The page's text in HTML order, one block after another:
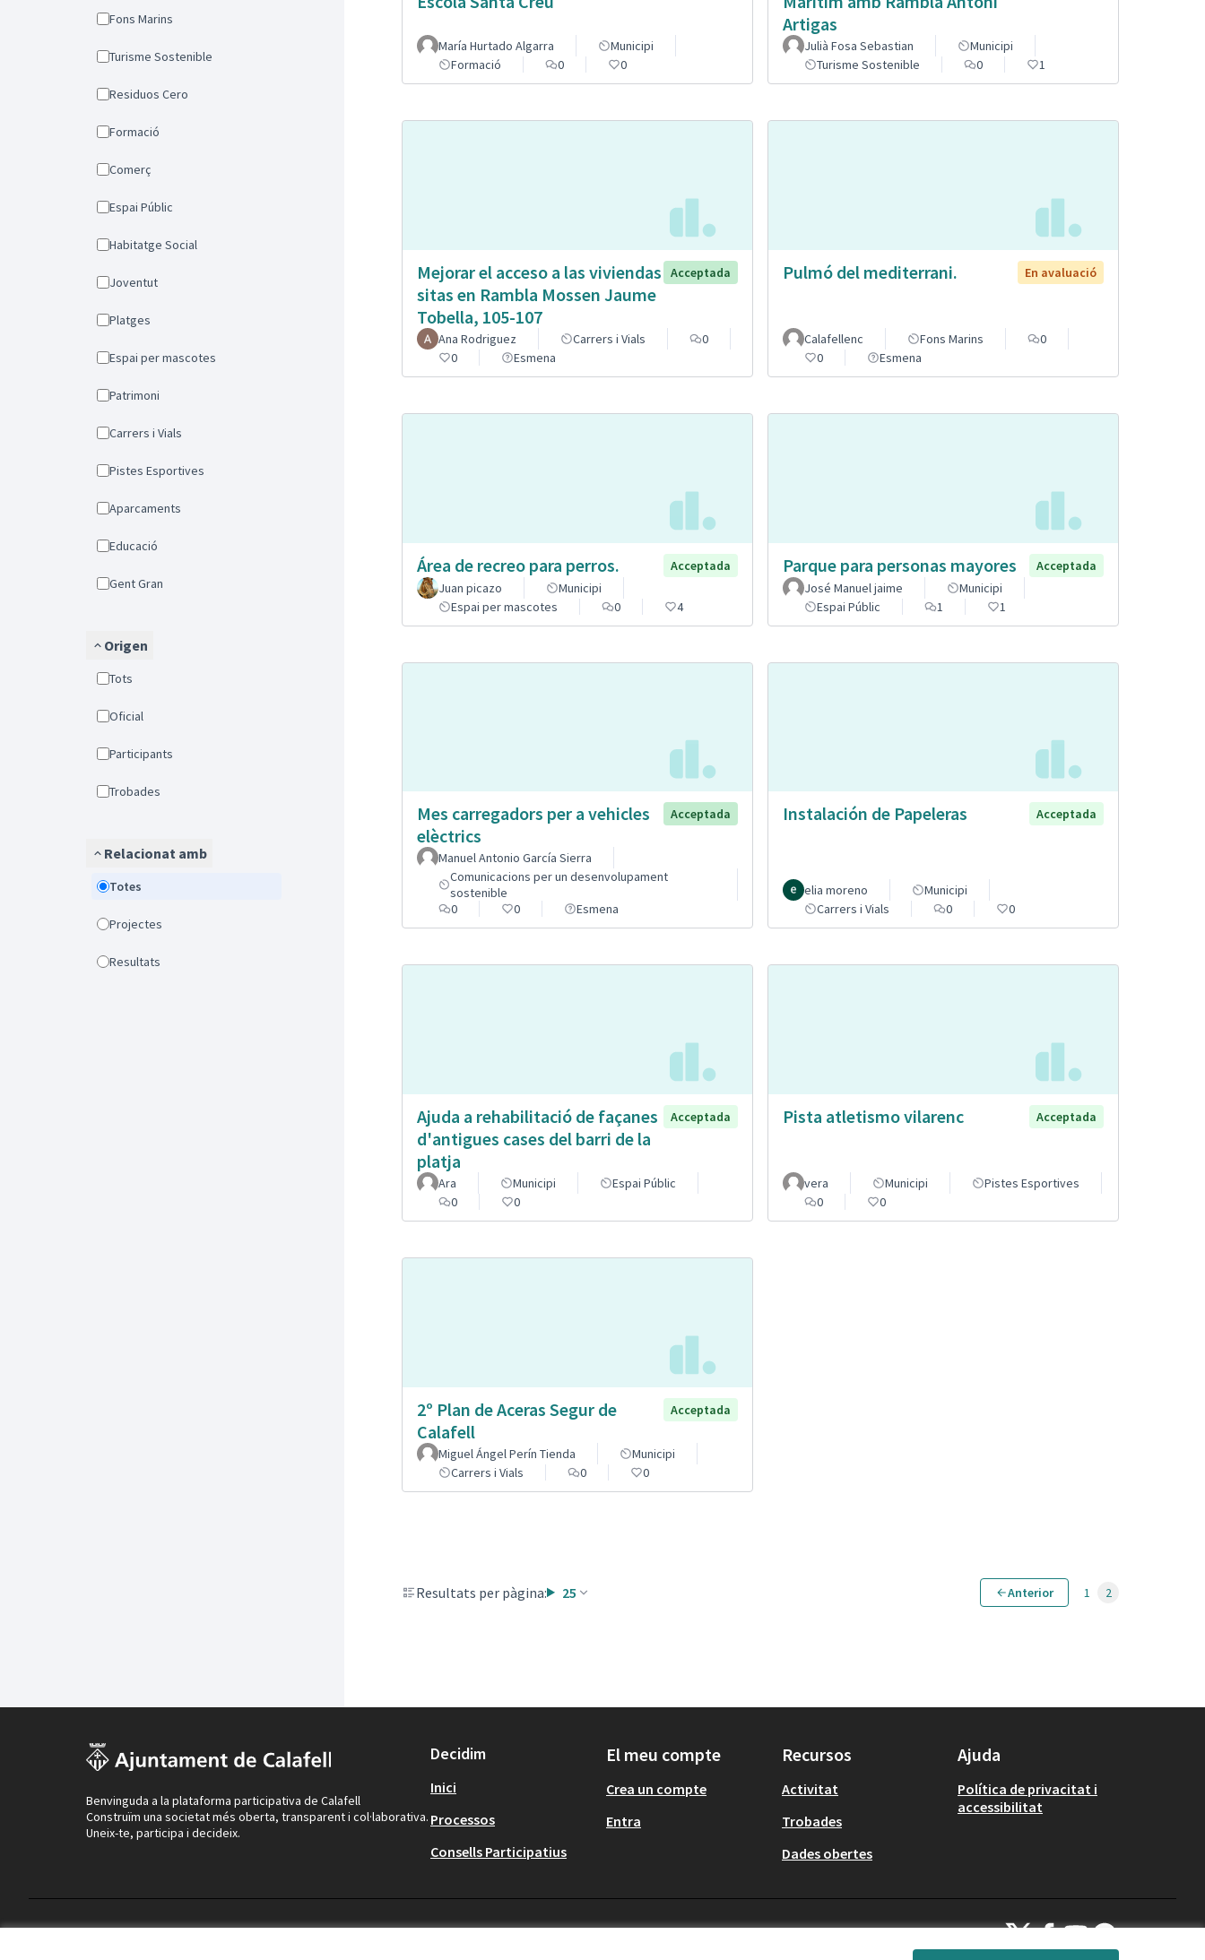
Fons Marins
Turisme Sostenible
Residuos Cero
Formació
Comerç
Espai Públic
Habitatge Social
Joventut
Platges
Espai per mascotes
Patrimoni
Carrers i Vials
Pistes Esportives
Aparcaments
Educació
Gent Gran
Origen
Tots
Oficial
Participants
Trobades
Relacionat amb
Totes
Projectes
Resultats
María Hurtado Algarra
Municipi
Formació
0 0
Artigas
Julià Fosa Sebastian
Municipi
Turisme Sostenible
0 1
Mejorar el acceso a las viviendas
sitas en Rambla Mossen Jaume
Tobella, 105-107
Acceptada
Ana Rodriguez Carrers i Vials
0
0
Esmena
Pulmó del mediterrani. En avaluació
Calafellenc Fons Marins
0
0
Esmena
Área de recreo para perros.
Acceptada
Juan picazo
Municipi
Espai per mascotes
0 4
Parque para personas mayores
Acceptada
José Manuel jaime
Municipi
Espai Públic
1 1
Mes carregadors per a vehicles
elèctrics
Acceptada
Manuel Antonio García Sierra
Comunicacions per un desenvolupament
sostenible
0
0 Esmena
Instalación de Papeleras Acceptada
elia moreno
Municipi
Carrers i Vials
0 0
Ajuda a rehabilitació de façanes
d'antigues cases del barri de la
platja
Acceptada
Ara Municipi
Espai Públic
0
0
Pista atletismo vilarenc Acceptada
vera Municipi
Pistes Esportives
0
0
2º Plan de Aceras Segur de
Calafell
Acceptada
Miguel Ángel Perín Tienda
Municipi
Carrers i Vials
0 0
Resultats per pàgina: 25 Anterior 1 2
Benvinguda a la plataforma participativa de Calafell
Construïm una societat més oberta, transparent i col·laborativa.
Uneix-te, participa i decideix.
Decidim
Inici
Processos
Consells Participatius
El meu compte
Crea un compte
Entra
Recursos
Activitat
Trobades
Dades obertes
Ajuda
Política de privacitat i
accessibilitat
Decidim Calafell a X
Decidim Calafell a Facebook
Decidim Calafell a YouTube
(Enllaç extern)
Decidim Calafell a
(Enllaç extern)